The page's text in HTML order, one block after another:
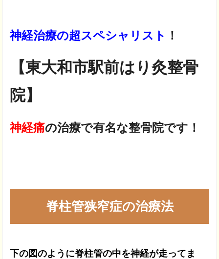
神経治療の超スペシャリスト ！
【東大和市駅前はり灸整骨
院】
神経痛の治療で有名な整骨院です！
脊柱管狭窄症の治療法
下の図のように脊柱管の中を神経が走ってま